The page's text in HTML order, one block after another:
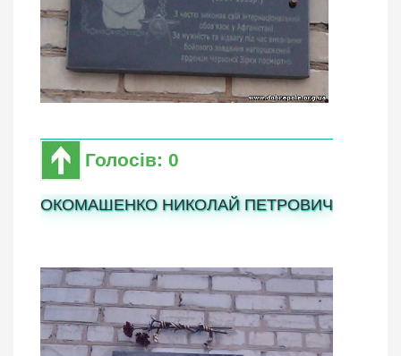
Голосів: 0
ОКОМАШЕНКО НИКОЛАЙ ПЕТРОВИЧ